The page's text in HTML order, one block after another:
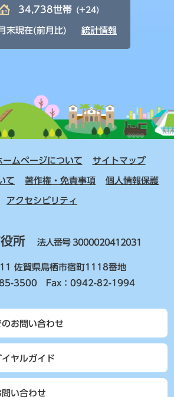
34,738世帯 (+24)
末現在(前月比) 統計情報
ームページについて サイトマップ
て 著作権・免責事項 個人情報保護
アクセシビリティ
所 法人番号 3000020412031
佐賀県鳥栖市宿町1118番地
3500 Fax：0942-82-1994
のお問い合わせ
ヤルガイド
い合わせ